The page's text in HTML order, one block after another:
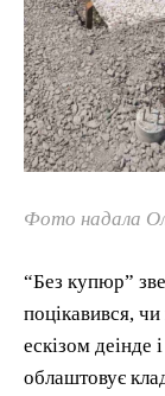
Фото надала
“Без купюр”
поцікавився,
ескізом деінде
облаштовує